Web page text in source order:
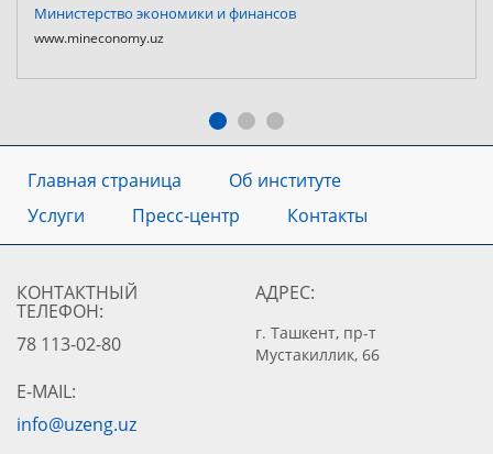
Министерство экономики и финансов
www.mineconomy.uz
Главная страница
Об институте
Услуги
Пресс-центр Контакты
КОНТАКТНЫЙ
ТЕЛЕФОН:
78 113-02-80
АДРЕС:
г. Ташкент, пр-т
Мустакиллик, 66
E-MAIL:
info@uzeng.uz